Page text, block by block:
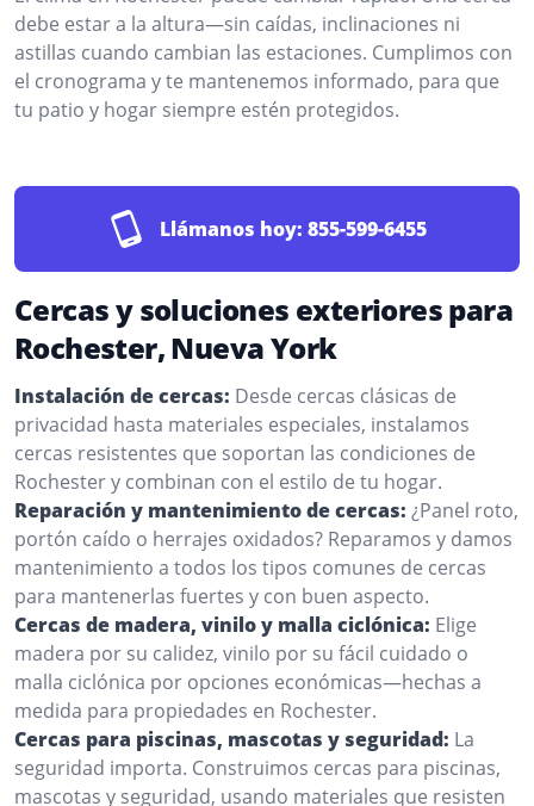
debe estar a la altura—sin caídas, inclinaciones ni
astillas cuando cambian las estaciones. Cumplimos con
el cronograma y te mantenemos informado, para que
tu patio y hogar siempre estén protegidos.
Llámanos hoy: 855-599-6455
Cercas y soluciones exteriores para
Rochester, Nueva York
Instalación de cercas: Desde cercas clásicas de
privacidad hasta materiales especiales, instalamos
cercas resistentes que soportan las condiciones de
Rochester y combinan con el estilo de tu hogar.
Reparación y mantenimiento de cercas: ¿Panel roto,
portón caído o herrajes oxidados? Reparamos y damos
mantenimiento a todos los tipos comunes de cercas
para mantenerlas fuertes y con buen aspecto.
Cercas de madera, vinilo y malla ciclónica: Elige
madera por su calidez, vinilo por su fácil cuidado o
malla ciclónica por opciones económicas—hechas a
medida para propiedades en Rochester.
Cercas para piscinas, mascotas y seguridad: La
seguridad importa. Construimos cercas para piscinas,
mascotas y seguridad, usando materiales que resisten